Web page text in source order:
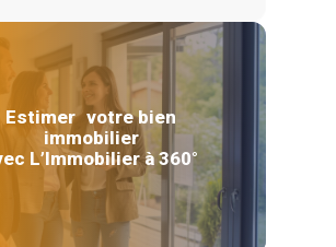
Estimer votre bien
immobilier
L’Immobilier à 360°